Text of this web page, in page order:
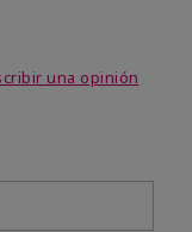
una opinión